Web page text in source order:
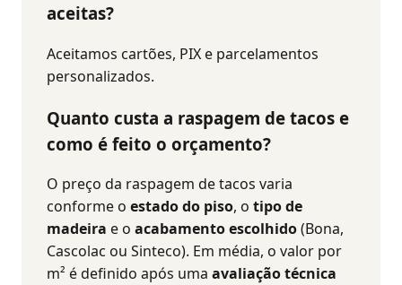
aceitas?
Aceitamos cartões, PIX e parcelamentos
personalizados.
Quanto custa a raspagem de tacos e
como é feito o orçamento?
O preço da raspagem de tacos varia
conforme o estado do piso, o tipo de
madeira e o acabamento escolhido(Bona,
Cascolac ou Sinteco). Em média, o valor por
m² é definido após uma avaliação técnica